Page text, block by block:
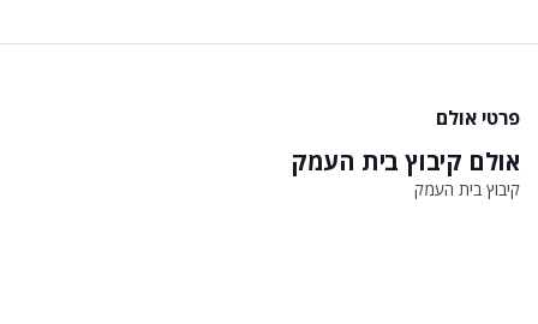
פרטי אולם
אולם קיבוץ בית העמק
קיבוץ בית העמק